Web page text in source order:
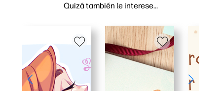
Quizá también le interese…